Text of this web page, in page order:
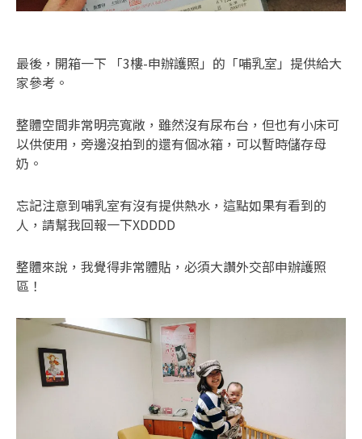
最後，開箱一下 「3樓-申辦護照」的「哺乳室」提供給大
家參考。
整體空間非常明亮寬敞，雖然沒有尿布台，但也有小床可
以供使用，旁邊沒拍到的還有個冰箱，可以暫時儲存母
奶。
忘記注意到哺乳室有沒有提供熱水，這點如果有看到的
人，請幫我回報一下XDDDD
整體來說，我覺得非常體貼，必須大讚外交部申辦護照
區！